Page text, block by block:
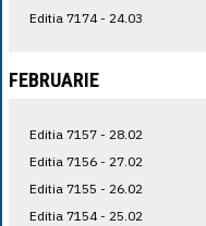
Editia 7174 - 24.03
FEBRUARIE
Editia 7157 - 28.02
Editia 7156 - 27.02
Editia 7155 - 26.02
Editia 7154 - 25.02